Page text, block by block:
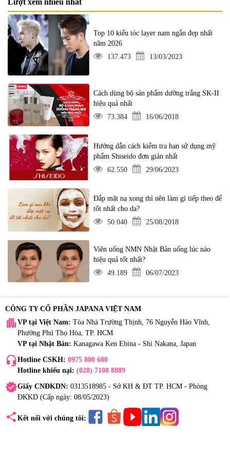
Top 10 kiểu tóc layer nam ngắn đẹp nhất
năm 2026
137.473
13/03/2023
Cách dùng bộ sản phẩm dưỡng trắng SK-II
hiệu quả nhất
73.384
16/06/2018
Hướng dẫn cách kiểm tra hạn sử dụng mỹ
phẩm Shiseido đơn giản nhất
62.550
29/06/2023
Đắp mặt nạ xong thì nên làm gì tiếp theo để
tốt nhất cho da?
50.040
25/08/2018
Viên uống NMN Nhật Bản uống lúc nào
hiệu quả tốt nhất?
49.189
06/07/2023
CÔNG TY CỔ PHẦN JAPANA VIỆT NAM
apartment VP tại Việt Nam: Tòa Nhà Trường Thịnh, 76 Nguyễn Háo Vĩnh,
Phường Phú Thọ Hòa, TP. HCM
VP tại Nhật Bản: Kanagawa Ken Ebina - Shi Nakana, Japan
headset_mic Hotline CSKH: 0975 800 600
Hotline khiếu nại: (028) 7108 8889
verifiedGiấy CNĐKDN: 0313518985 - Sở KH & ĐT TP. HCM - Phòng
ĐKKD (Cấp ngày: 08/05/2023)
share Kết nối với chúng tôi: